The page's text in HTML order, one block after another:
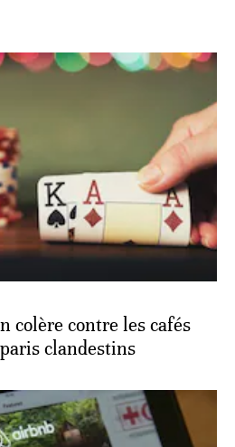
colère contre les cafés
clandestins